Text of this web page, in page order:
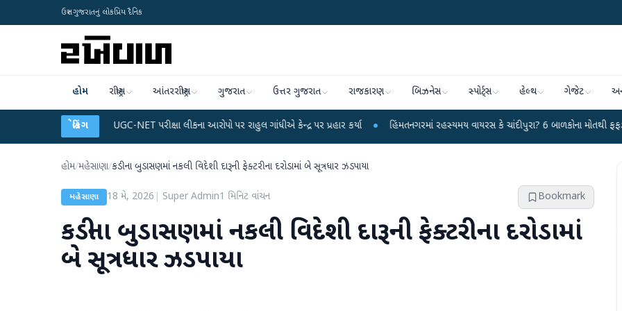
ઉત્તર ગુજરાતનું લોકપ્રિય દૈનિક
હોમ રાષ્ટ્રીય આંતરરાષ્ટ્રીય ગુજરાત ઉત્તર ગુજરાત રાજકારણ બિઝનેસ સ્પોર્ટ્સ હેલ્થ ગેજેટ
બ્રેકિંગ
UGC-NET પરીક્ષા લીકના આરોપો પર રાહુલ ગાંધીએ કેન્દ્ર પર પ્રહાર કર્યા ● હિંમતનગરમાં રહસ્યમય વાયરસ કે ચાંદીપુરા? 6 બાળકોના મોતથી ફફડાટ ●
હોમ/મહેસાણા/કડીના બુડાસણમાં નકલી વિદેશી દારૂની ફેક્ટરીના દરોડામાં બે સૂત્રધાર ઝડપાયા
મહેસાણા 18 મે, 2026 Super Admin1 મિનિટ વાંચન Bookmark
કડીના બુડાસણમાં નકલી વિદેશી દારૂની ફેક્ટરીના દરોડામાં
બે સૂત્રધાર ઝડપાયા